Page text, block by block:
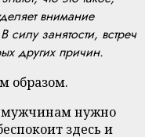
внимание
силу занятости, встреч
других причин.
образом.
мужчинам нужно
здесь и